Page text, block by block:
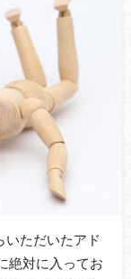
いただいたアド
絶対に入ってお